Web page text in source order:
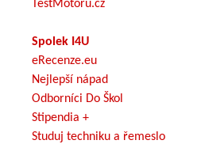
TestMotoru.cz
Spolek I4U
eRecenze.eu
Nejlepší nápad
Odborníci Do Škol
Stipendia +
Studuj techniku a řemeslo